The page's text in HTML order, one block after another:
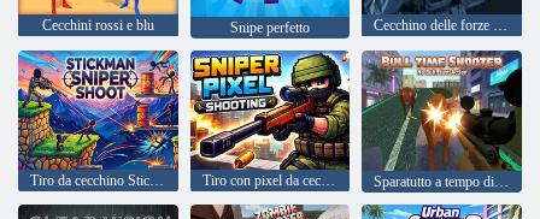
Cecchini rossi e blu Snipe perfetto Cecchino delle forze speciali
Tiro da cecchino Stickman Tiro con pixel da cecchino Sparatutto a tempo di toro